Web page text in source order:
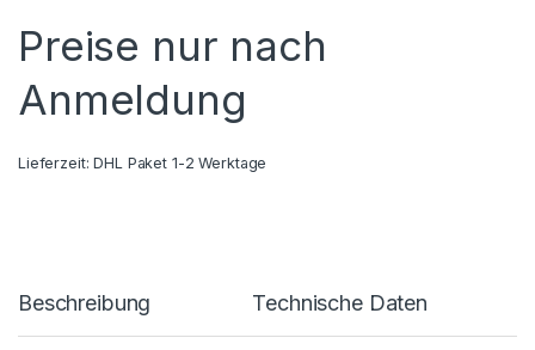
Preise nur nach
Anmeldung
Lieferzeit:DHL Paket 1-2 Werktage
Beschreibung Technische Daten